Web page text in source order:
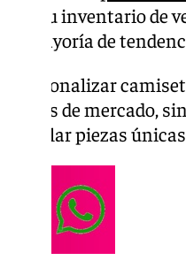
su inventario de
la mayoría de
personalizar
temas de mercado,
piezas